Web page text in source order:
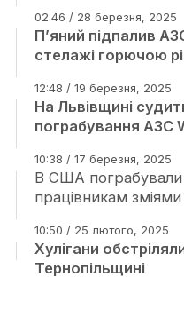
02:46 / 28 березня, 2025
П’яний підпалив
стелажі горючою
12:48 / 19 березня, 2025
На Львівщині
пограбування АЗС
10:38 / 17 березня, 2025
В США
працівникам зміями
10:50 / 25 лютого, 2025
Хулігани
Тернопільщині